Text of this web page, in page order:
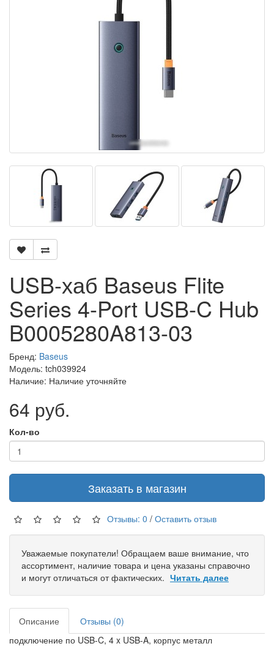
USB-хаб Baseus Flite
Series 4-Port USB-C Hub
B0005280A813-03
Бренд: Baseus
Модель: tch039924
Наличие: Наличие уточняйте
64 руб.
Кол-во
Заказать в магазин
Отзывы: 0 / Оставить отзыв
Уважаемые покупатели! Обращаем ваше внимание, что
ассортимент, наличие товара и цена указаны справочно
и могут отличаться от фактических. Читать далее
Описание
Отзывы (0)
подключение по USB-C, 4 x USB-A, корпус металл